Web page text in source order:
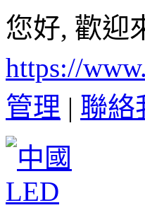
您好, 歡迎
https://
管理 | 聯絡